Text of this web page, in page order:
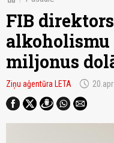
FIB
alkoholismu
miljonus
Ziņu aģentūra LETA schedule 20.apr